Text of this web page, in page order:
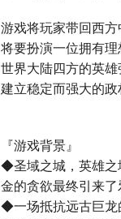
游戏将玩家带回西
将要扮演一位拥有
世界大陆四方的英
建立稳定而强大的政
『游戏背景』
◆圣域之城，英雄之
金的贪欲最终引来了
◆一场抵抗远古巨龙